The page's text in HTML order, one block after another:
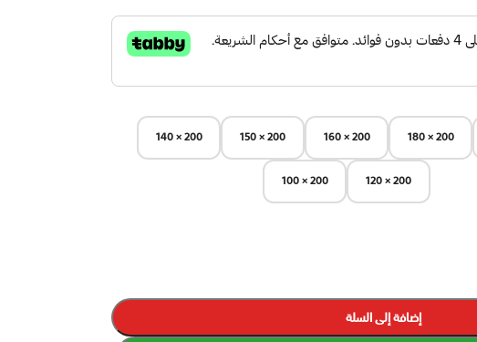
200 × 180
200 × 160
200 × 150
200 × 140
200 × 120
200 × 100
إضافة إلى السلة